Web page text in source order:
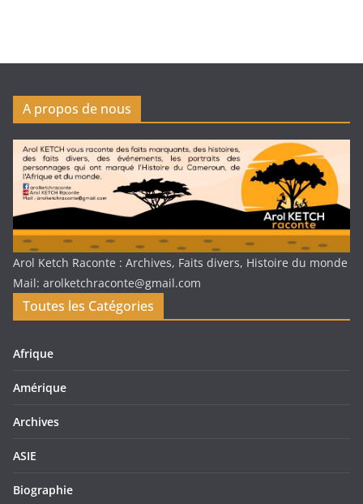
A propos de nous
Arol Ketch Raconte : Archives, Faits divers, Histoire du monde
Mail: arolketchraconte@gmail.com
Toutes les Catégories
Afrique
Amérique
Archives
ASIE
Biographie